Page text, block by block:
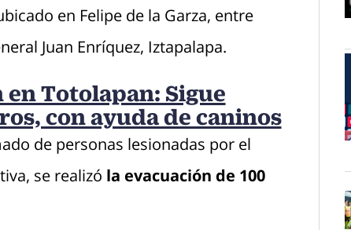
en Felipe de la Garza, entre
Juan Enríquez, Iztapalapa.
Totolapan: Sigue
con ayuda de caninos
de personas lesionadas por el
se realizó la evacuación de 100